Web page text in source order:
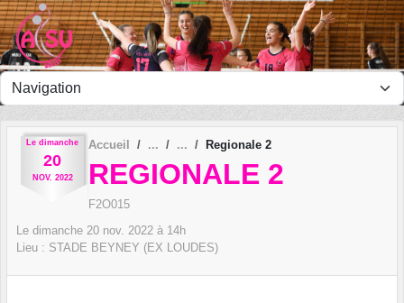
Le dimanche
20
NOV. 2022
Accueil Regionale 2
REGIONALE 2
F2O015
Le dimanche 20 nov. 2022 à 14h
Lieu : STADE BEYNEY (EX LOUDES)
Panneau de gestion des cookies